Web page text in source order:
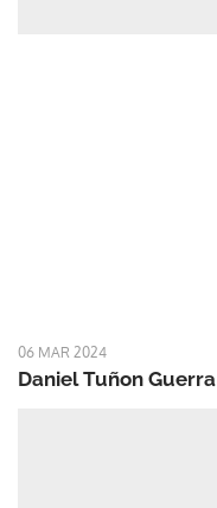
06 MAR 2024
Daniel Tuñon Guerra